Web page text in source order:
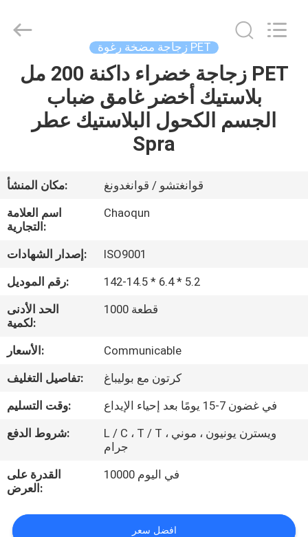
منزل،
معلومات
عنا
جولة
في
المعمل
مراقبة
الجودة
اتصل
بنا
أخبار
حالات
Copyright
plasticlotionpump.com.
زجاجة مضخة رغوة PET
زجاجة خضراء داكنة 200 مل PET
بلاستيك أخضر غامق ضباب
الجسم الكحول البلاستيك عطر
Spra
مكان المنشأ:
قوانغتشو / قوانغدونغ
اسم العلامة
التجارية:
Chaoqun
إصدار الشهادات:
ISO9001
رقم الموديل:
142-14.5 * 6.4 * 5.2
الحد الأدنى
لكمية:
1000 قطعة
الأسعار:
Communicable
تفاصيل التغليف:
كرتون مع بوليباغ
وقت التسليم:
في غضون 7-15 يومًا بعد إحياء الإيداع
شروط الدفع:
L / C ، T / T ، ويسترن يونيون ، موني
جرام
القدرة على
العرض:
10000 في اليوم
افضل سعر